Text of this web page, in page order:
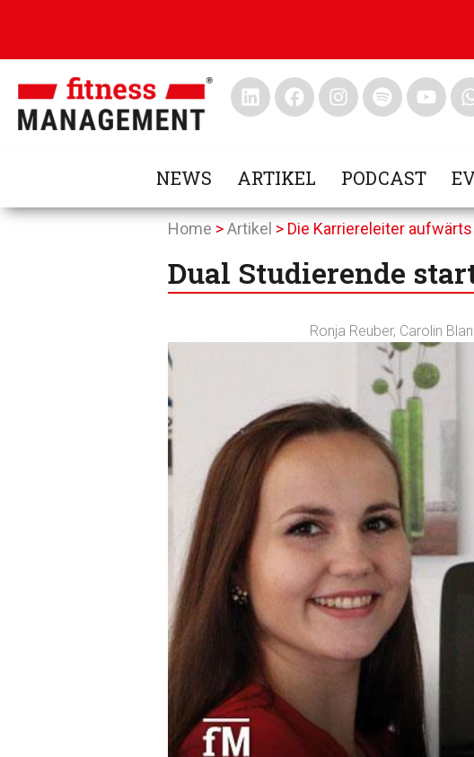
NEWS ARTIKEL PODCAST
Home >Artikel > Die Karriereleiter aufwärts
Dual Studierende
Ronja Reuber, Carolin